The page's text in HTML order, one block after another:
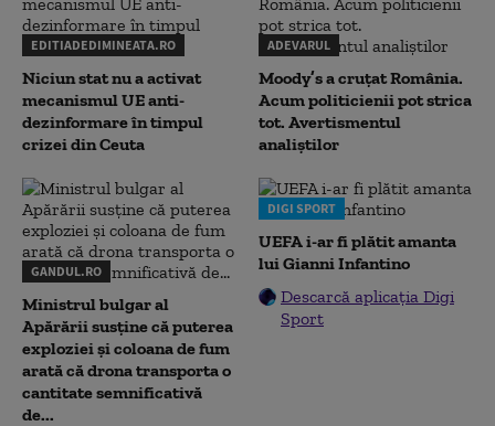
EDITIADEDIMINEATA.RO
Niciun stat nu a activat
mecanismul UE anti-
dezinformare în timpul
crizei din Ceuta
ADEVARUL
Moody’s a cruțat România.
Acum politicienii pot strica
tot. Avertismentul
analiștilor
GANDUL.RO
Ministrul bulgar al
Apărării susține că puterea
exploziei și coloana de fum
arată că drona transporta o
cantitate semnificativă
de...
DIGI SPORT
UEFA i-ar fi plătit amanta
lui Gianni Infantino
Descarcă aplicația Digi
Sport